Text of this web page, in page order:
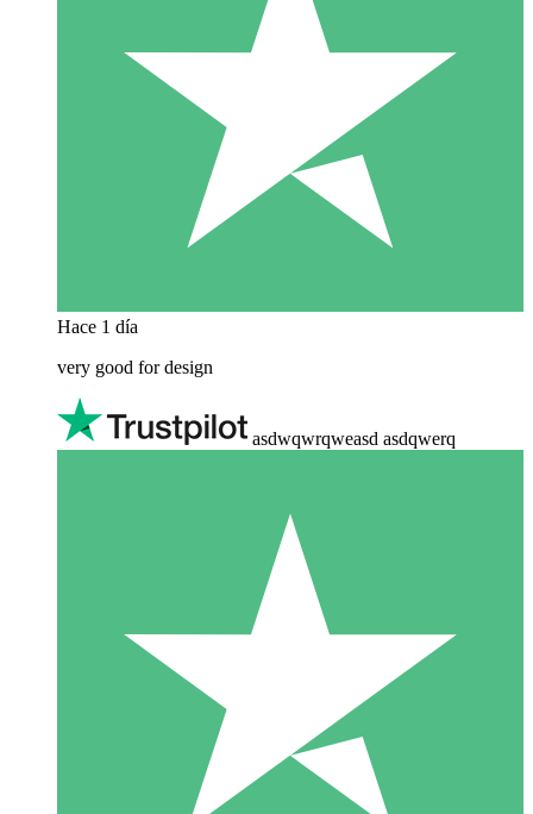
Hace 1 día
very good for design
asdwqwrqweasd asdqwerq